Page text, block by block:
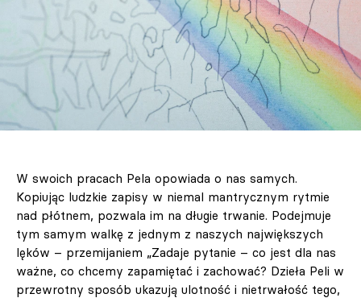
W swoich pracach Pela opowiada o nas samych.
Kopiując ludzkie zapisy w niemal mantrycznym rytmie
nad płótnem, pozwala im na długie trwanie. Podejmuje
tym samym walkę z jednym z naszych największych
lęków – przemijaniem „Zadaje pytanie – co jest dla nas
ważne, co chcemy zapamiętać i zachować? Dzieła Peli w
przewrotny sposób ukazują ulotność i nietrwałość tego,